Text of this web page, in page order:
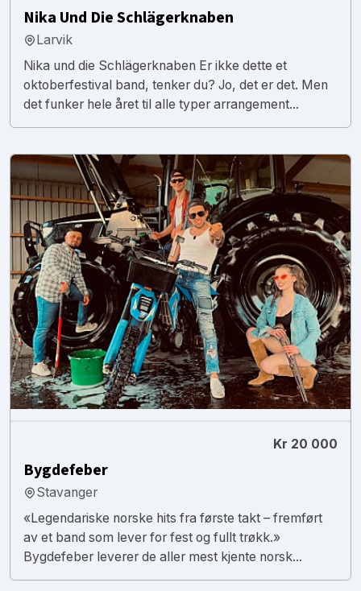
Nika Und Die Schlägerknaben
Larvik
Nika und die Schlägerknaben Er ikke dette et
oktoberfestival band, tenker du? Jo, det er det. Men
det funker hele året til alle typer arrangement...
Kr 20 000
Bygdefeber
Stavanger
«Legendariske norske hits fra første takt – fremført
av et band som lever for fest og fullt trøkk.»
Bygdefeber leverer de aller mest kjente norsk...